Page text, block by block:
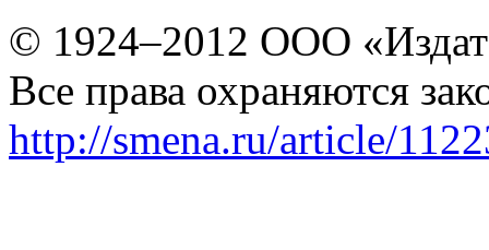
© 1924–2012 ООО
Все права охраняются
http://smena.ru/article/